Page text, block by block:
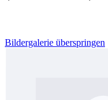
Bildergalerie überspringen